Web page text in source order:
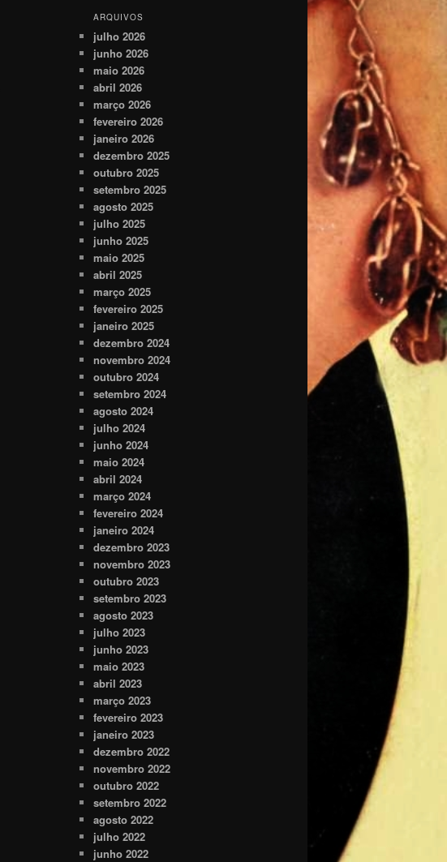
ARQUIVOS
julho 2026
junho 2026
maio 2026
abril 2026
março 2026
fevereiro 2026
janeiro 2026
dezembro 2025
outubro 2025
setembro 2025
agosto 2025
julho 2025
junho 2025
maio 2025
abril 2025
março 2025
fevereiro 2025
janeiro 2025
dezembro 2024
novembro 2024
outubro 2024
setembro 2024
agosto 2024
julho 2024
junho 2024
maio 2024
abril 2024
março 2024
fevereiro 2024
janeiro 2024
dezembro 2023
novembro 2023
outubro 2023
setembro 2023
agosto 2023
julho 2023
junho 2023
maio 2023
abril 2023
março 2023
fevereiro 2023
janeiro 2023
dezembro 2022
novembro 2022
outubro 2022
setembro 2022
agosto 2022
julho 2022
junho 2022